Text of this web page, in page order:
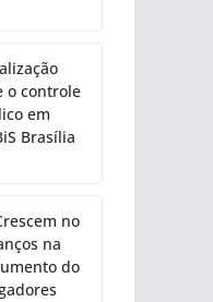
o controle
em
Brasília
no
na
do